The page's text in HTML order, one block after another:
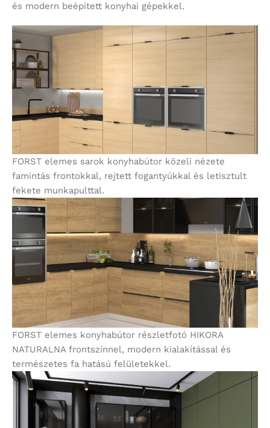
és modern beépített konyhai gépekkel.
FORST elemes sarok konyhabútor közeli nézete
famintás frontokkal, rejtett fogantyúkkal és letisztult
fekete munkapulttal.
FORST elemes konyhabútor részletfotó HIKORA
NATURALNA frontszínnel, modern kialakítással és
természetes fa hatású felületekkel.